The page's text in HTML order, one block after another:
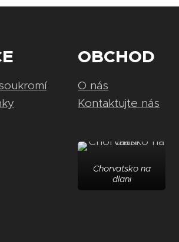
OBCHOD
O nás
Kontaktujte nás
Chorvatsko na
dlani